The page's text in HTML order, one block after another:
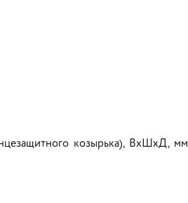
козырька), ВхШхД, мм